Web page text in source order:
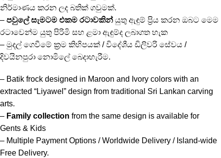
නිර්මාණය කරන ලද බතික් ගවුමක්.
– පවුලේ සැමටම එකම රටාවකින් යුතු ඇඳුම් ප්‍රිය කරන ඔබට මෙම
රටාවෙන්ම යුතු පිරිමි සහ ළමා ඇඳුම්ද ලබාගත හැක
– මුදල් ගෙවීමේ ක්‍රම කිහිපයක් / විදේශීය ඩිලිවරි සේවය /
දිවයිනපුරා නොමිලේ බෙදාහැරීම.
– Batik frock designed in Maroon and Ivory colors with an
extracted “Liyawel” design from traditional Sri Lankan carving
arts.
– Family collection from the same design is available for
Gents & Kids
– Multiple Payment Options / Worldwide Delivery / Island-wide
Free Delivery.